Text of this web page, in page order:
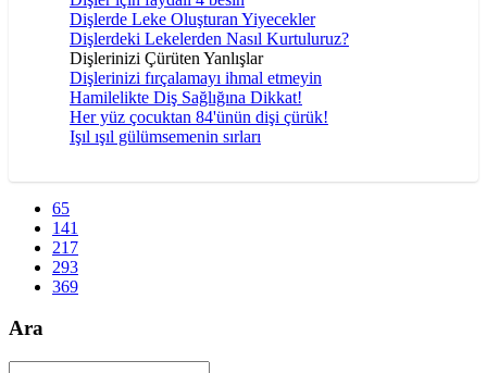
Dişlerde Leke Oluşturan Yiyecekler
Dişlerdeki Lekelerden Nasıl Kurtuluruz?
Dişlerinizi Çürüten Yanlışlar
Dişlerinizi fırçalamayı ihmal etmeyin
Hamilelikte Diş Sağlığına Dikkat!
Her yüz çocuktan 84'ünün dişi çürük!
Işıl ışıl gülümsemenin sırları
65
141
217
293
369
Ara